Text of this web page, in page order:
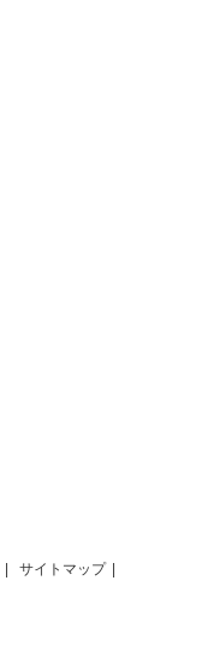
サイトマップ